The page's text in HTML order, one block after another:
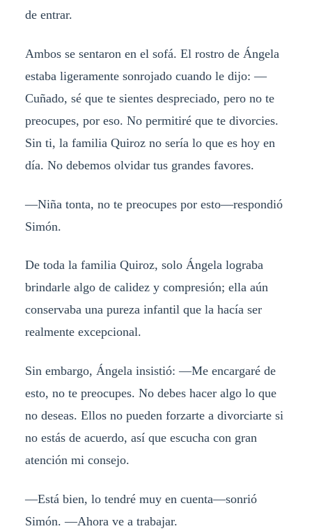
de entrar.
Ambos se sentaron en el sofá. El rostro de Ángela
estaba ligeramente sonrojado cuando le dijo: —
Cuñado, sé que te sientes despreciado, pero no te
preocupes, por eso. No permitiré que te divorcies.
Sin ti, la familia Quiroz no sería lo que es hoy en
día. No debemos olvidar tus grandes favores.
—Niña tonta, no te preocupes por esto—respondió
Simón.
De toda la familia Quiroz, solo Ángela lograba
brindarle algo de calidez y compresión; ella aún
conservaba una pureza infantil que la hacía ser
realmente excepcional.
Sin embargo, Ángela insistió: —Me encargaré de
esto, no te preocupes. No debes hacer algo lo que
no deseas. Ellos no pueden forzarte a divorciarte si
no estás de acuerdo, así que escucha con gran
atención mi consejo.
—Está bien, lo tendré muy en cuenta—sonrió
Simón. —Ahora ve a trabajar.